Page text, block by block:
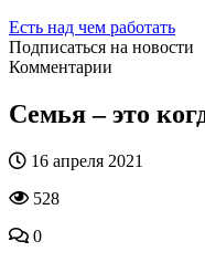
Есть над чем работать
Подписаться на новости
Комментарии
Семья – это
16 апреля 2021
528
0